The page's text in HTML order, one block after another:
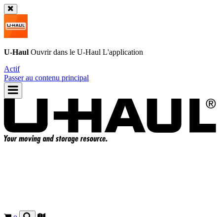
U-Haul Ouvrir dans le U-Haul L'application
Actif
Passer au contenu principal